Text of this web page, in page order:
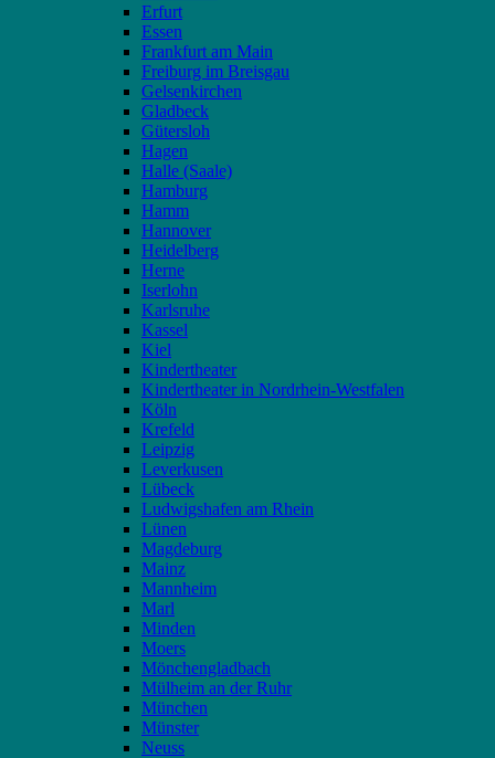
Erfurt
Essen
Frankfurt am Main
Freiburg im Breisgau
Gelsenkirchen
Gladbeck
Gütersloh
Hagen
Halle (Saale)
Hamburg
Hamm
Hannover
Heidelberg
Herne
Iserlohn
Karlsruhe
Kassel
Kiel
Kindertheater
Kindertheater in Nordrhein-Westfalen
Köln
Krefeld
Leipzig
Leverkusen
Lübeck
Ludwigshafen am Rhein
Lünen
Magdeburg
Mainz
Mannheim
Marl
Minden
Moers
Mönchengladbach
Mülheim an der Ruhr
München
Münster
Neuss